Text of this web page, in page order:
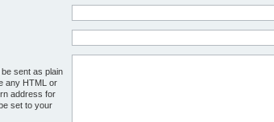
sent as plain
any HTML or
address for
set to your